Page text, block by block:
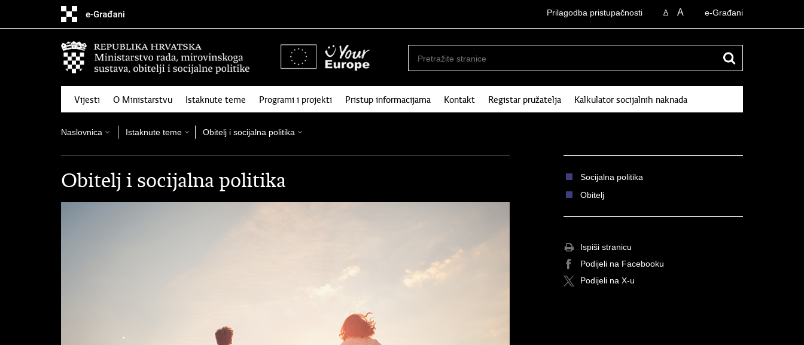
glavni
e-Građani
A A
Prilagodba pristupačnosti
Vijesti O Ministarstvu Istaknute teme Programi i projekti Pristup informacijama Kontakt Registar pružatelja Kalkulator socijalnih naknada
Naslovnica Istaknute teme Obitelj i socijalna politika
Obitelj i socijalna politika
Socijalna politika
Obitelj
Ispiši stranicu
Podijeli na Facebooku
Podijeli na X-u